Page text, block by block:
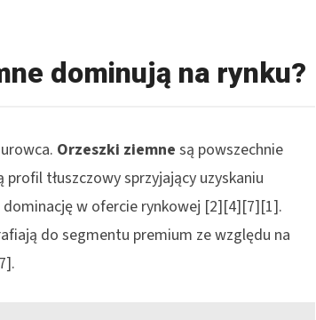
dominują na rynku?
Orzeszki ziemne są powszechnie
profil tłuszczowy sprzyjający uzyskaniu
dominację w ofercie rynkowej [2][4][7][1].
do segmentu premium ze względu na